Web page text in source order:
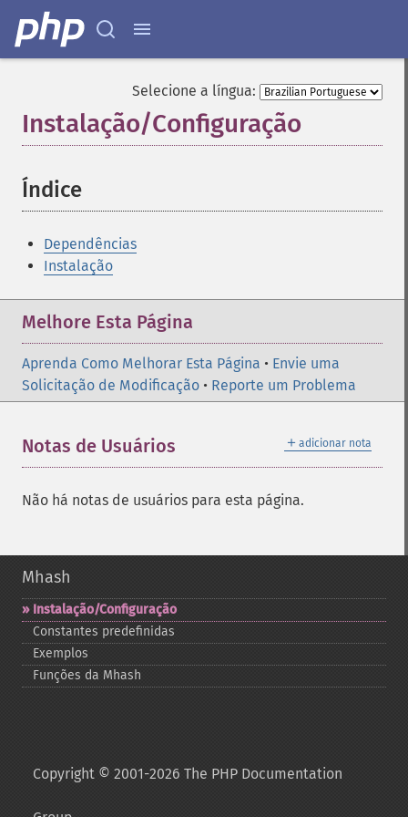
Selecione a língua:
Instalação/Configuração
Índice
Dependências
Instalação
Melhore Esta Página
Aprenda Como Melhorar Esta Página • Envie uma
Solicitação de Modificação • Reporte um Problema
＋ adicionar nota
Notas de Usuários
Não há notas de usuários para esta página.
Mhash
Instalação/Configuração
Constantes predefinidas
Exemplos
Funções da Mhash
Copyright © 2001-2026 The PHP Documentation